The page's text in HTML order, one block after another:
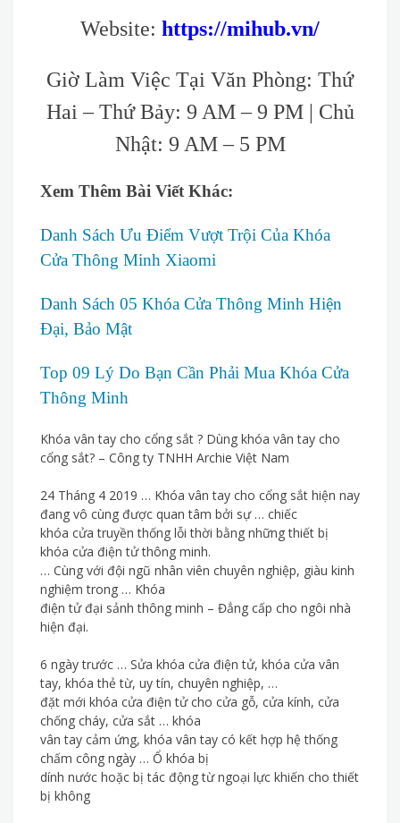
Website: https://mihub.vn/
Giờ Làm Việc Tại Văn Phòng: Thứ
Hai – Thứ Bảy: 9 AM – 9 PM | Chủ
Nhật: 9 AM – 5 PM
Xem Thêm Bài Viết Khác:
Danh Sách Ưu Điểm Vượt Trội Của Khóa
Cửa Thông Minh Xiaomi
Danh Sách 05 Khóa Cửa Thông Minh Hiện
Đại, Bảo Mật
Top 09 Lý Do Bạn Cần Phải Mua Khóa Cửa
Thông Minh
Khóa vân tay cho cổng sắt ? Dùng khóa vân tay cho
cổng sắt? – Công ty TNHH Archie Việt Nam
24 Tháng 4 2019 … Khóa vân tay cho cổng sắt hiện nay
đang vô cùng được quan tâm bởi sự … chiếc
khóa cửa truyền thống lỗi thời bằng những thiết bị
khóa cửa điện tử thông minh.
… Cùng với đội ngũ nhân viên chuyên nghiệp, giàu kinh
nghiệm trong … Khóa
điện tử đại sảnh thông minh – Đẳng cấp cho ngôi nhà
hiện đại.
6 ngày trước … Sửa khóa cửa điện tử, khóa cửa vân
tay, khóa thẻ từ, uy tín, chuyên nghiệp, …
đặt mới khóa cửa điện tử cho cửa gỗ, cửa kính, cửa
chống cháy, cửa sắt … khóa
vân tay cảm ứng, khóa vân tay có kết hợp hệ thống
chấm công ngày … Ổ khóa bị
dính nước hoặc bị tác động từ ngoại lực khiến cho thiết
bị không